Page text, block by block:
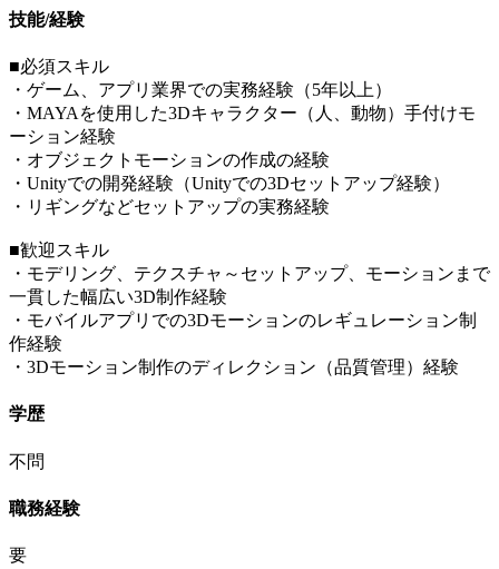
技能/経験
■必須スキル
・ゲーム、アプリ業界での実務経験（5年以上）
・MAYAを使用した3Dキャラクター（人、動物）手付けモ
ーション経験
・オブジェクトモーションの作成の経験
・Unityでの開発経験（Unityでの3Dセットアップ経験）
・リギングなどセットアップの実務経験
■歓迎スキル
・モデリング、テクスチャ～セットアップ、モーションまで
一貫した幅広い3D制作経験
・モバイルアプリでの3Dモーションのレギュレーション制
作経験
・3Dモーション制作のディレクション（品質管理）経験
学歴
不問
職務経験
要